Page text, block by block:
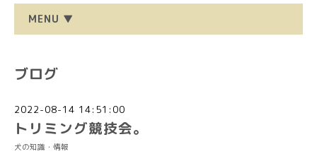
MENU ▼
ブログ
2022-08-14 14:51:00
トリミング競技会。
犬の知識・情報